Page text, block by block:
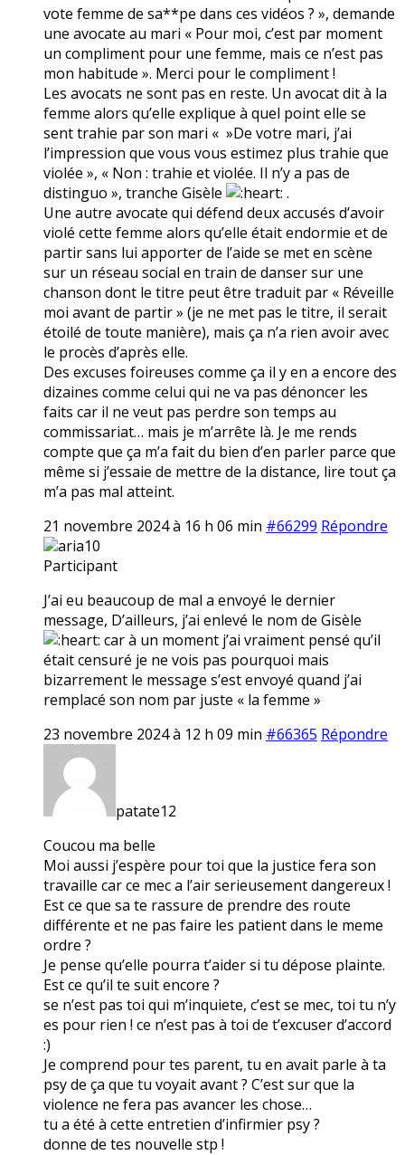
vote femme de sa**pe dans ces vidéos ? », demande
une avocate au mari « Pour moi, c’est par moment
un compliment pour une femme, mais ce n’est pas
mon habitude ». Merci pour le compliment !
Les avocats ne sont pas en reste. Un avocat dit à la
femme alors qu’elle explique à quel point elle se
sent trahie par son mari « »De votre mari, j’ai
l’impression que vous vous estimez plus trahie que
violée », « Non : trahie et violée. Il n’y a pas de
distinguo », tranche Gisèle
.
Une autre avocate qui défend deux accusés d’avoir
violé cette femme alors qu’elle était endormie et de
partir sans lui apporter de l’aide se met en scène
sur un réseau social en train de danser sur une
chanson dont le titre peut être traduit par « Réveille
moi avant de partir » (je ne met pas le titre, il serait
étoilé de toute manière), mais ça n’a rien avoir avec
le procès d’après elle.
Des excuses foireuses comme ça il y en a encore des
dizaines comme celui qui ne va pas dénoncer les
faits car il ne veut pas perdre son temps au
commissariat… mais je m’arrête là. Je me rends
compte que ça m’a fait du bien d’en parler parce que
même si j’essaie de mettre de la distance, lire tout ça
m’a pas mal atteint.
21 novembre 2024 à 16 h 06 min #66299 Répondre
aria10
Participant
J’ai eu beaucoup de mal a envoyé le dernier
message, D’ailleurs, j’ai enlevé le nom de Gisèle
car à un moment j’ai vraiment pensé qu’il
était censuré je ne vois pas pourquoi mais
bizarrement le message s’est envoyé quand j’ai
remplacé son nom par juste « la femme »
23 novembre 2024 à 12 h 09 min #66365 Répondre
patate12
Coucou ma belle
Moi aussi j’espère pour toi que la justice fera son
travaille car ce mec a l’air serieusement dangereux !
Est ce que sa te rassure de prendre des route
différente et ne pas faire les patient dans le meme
ordre ?
Je pense qu’elle pourra t’aider si tu dépose plainte.
Est ce qu’il te suit encore ?
se n’est pas toi qui m’inquiete, c’est se mec, toi tu n’y
es pour rien ! ce n’est pas à toi de t’excuser d’accord
:)
Je comprend pour tes parent, tu en avait parle à ta
psy de ça que tu voyait avant ? C’est sur que la
violence ne fera pas avancer les chose…
tu a été à cette entretien d’infirmier psy ?
donne de tes nouvelle stp !